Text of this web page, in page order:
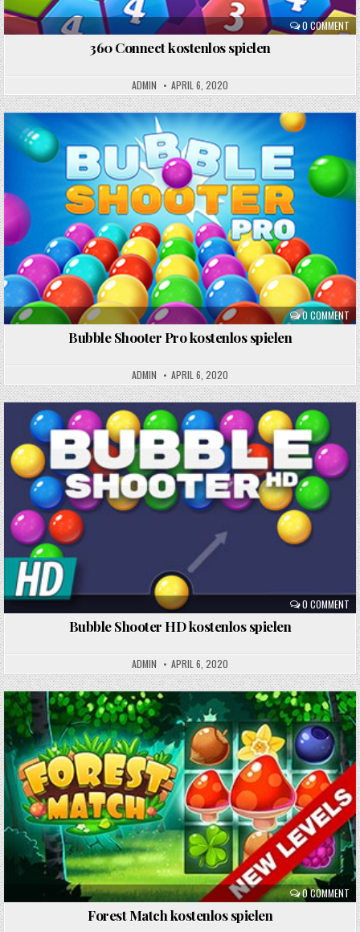
0 COMMENT
360 Connect kostenlos spielen
ADMIN APRIL 6, 2020
0 COMMENT
Posted
in
Bubble Shooter Pro kostenlos spielen
ADMIN APRIL 6, 2020
0 COMMENT
Posted
in
Bubble Shooter HD kostenlos spielen
ADMIN APRIL 6, 2020
0 COMMENT
Posted
in
Forest Match kostenlos spielen